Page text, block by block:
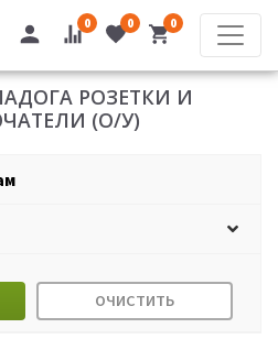
0 0 0
РОЗЕТКИ И
(О/У)
ОЧИСТИТЬ